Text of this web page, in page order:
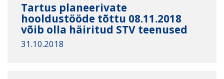
Tartus planeerivate
hooldustööde tõttu 08.11.2018
võib olla häiritud STV teenused
31.10.2018